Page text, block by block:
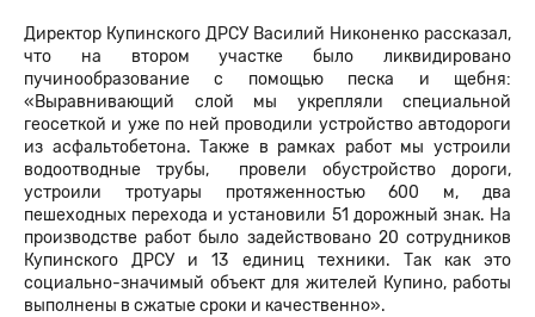
Директор Купинского ДРСУ Василий Никоненко рассказал,
что на втором участке было ликвидировано
пучинообразование с помощью песка и щебня:
«Выравнивающий слой мы укрепляли специальной
геосеткой и уже по ней проводили устройство автодороги
из асфальтобетона. Также в рамках работ мы устроили
водоотводные трубы, провели обустройство дороги,
устроили тротуары протяженностью 600 м, два
пешеходных перехода и установили 51 дорожный знак. На
производстве работ было задействовано 20 сотрудников
Купинского ДРСУ и 13 единиц техники. Так как это
социально-значимый объект для жителей Купино, работы
выполнены в сжатые сроки и качественно».